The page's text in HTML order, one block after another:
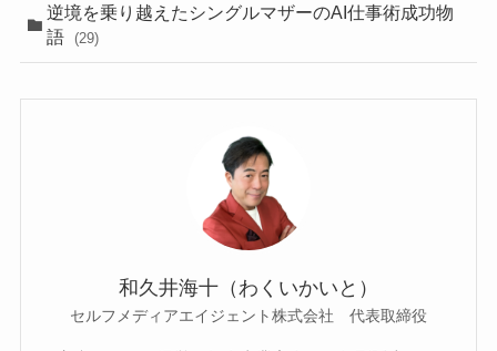
逆境を乗り越えたシングルマザーのAI仕事術成功物
語
(29)
和久井海十（わくいかいと）
セルフメディアエイジェント株式会社 代表取締役